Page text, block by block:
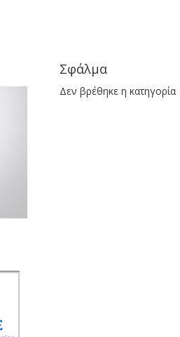
Σφάλμα
Δεν βρέθηκε η κατηγορία